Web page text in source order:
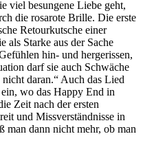
viel besungene Liebe geht,
die rosarote Brille. Die erste
Retourkutsche einer
als Starke aus der Sache
hin- und hergerissen,
darf sie auch Schwäche
daran.“ Auch das Lied
wo das Happy End in
Zeit nach der ersten
und Missverständnisse in
man dann nicht mehr, ob man